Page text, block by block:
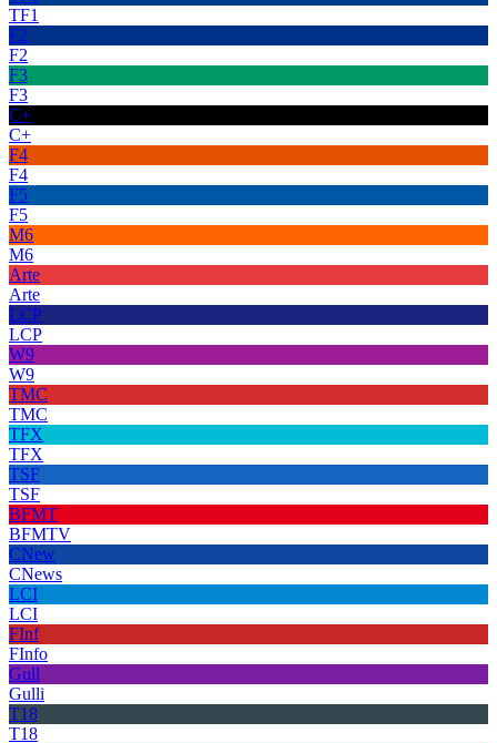
TF1
F2
F2
F3
F3
C+
C+
F4
F4
F5
F5
M6
M6
Arte
Arte
LCP
LCP
W9
W9
TMC
TMC
TFX
TFX
TSF
TSF
BFMT
BFMTV
CNew
CNews
LCI
LCI
FInf
FInfo
Gull
Gulli
T18
T18